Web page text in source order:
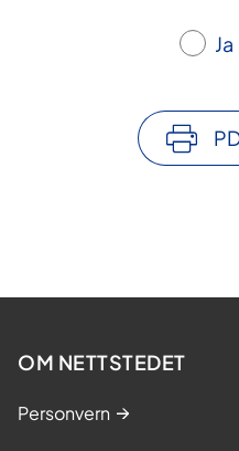
Ja
OM NETTSTEDET
Personvern